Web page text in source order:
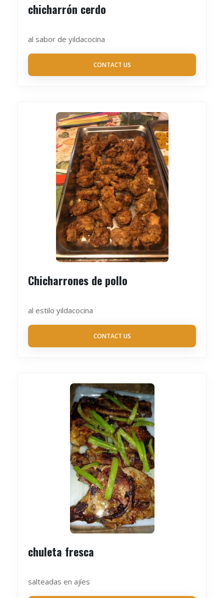
chicharrón cerdo
al sabor de yildacocina
CONTACT US
Chicharrones de pollo
al estilo yildacocina
CONTACT US
chuleta fresca
salteadas en ajíes